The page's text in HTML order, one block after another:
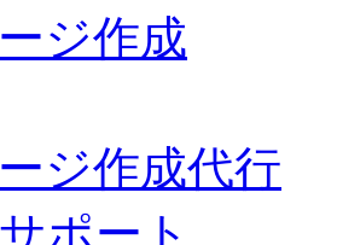
ジ作成
ジ作成代行
ポート